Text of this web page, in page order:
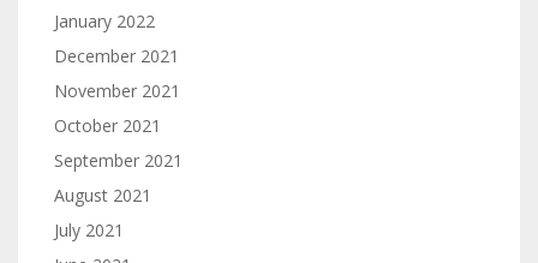
January 2022
December 2021
November 2021
October 2021
September 2021
August 2021
July 2021